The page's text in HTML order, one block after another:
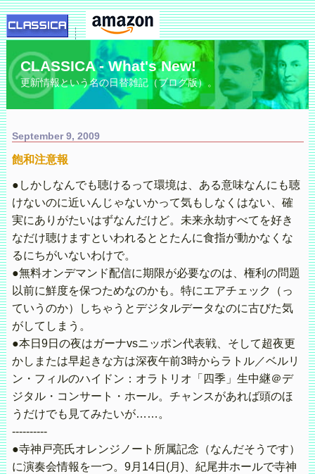
CLASSICA - What's New!
更新情報という名の日替雑記（ブログ版）。
September 9, 2009
飽和注意報
●しかしなんでも聴けるって環境は、ある意味なんにも聴
けないのに近いんじゃないかって気もしなくはない、確
実にありがたいはずなんだけど。未来永劫すべてを好き
なだけ聴けますといわれるととたんに食指が動かなくな
るにちがいないわけで。
●無料オンデマンド配信に期限が必要なのは、権利の問題
以前に鮮度を保つためなのかも。特にエアチェック（っ
ていうのか）しちゃうとデジタルデータなのに古びた気
がしてしまう。
●本日9日の夜はガーナvsニッポン代表戦、そして超夜更
かしまたは早起きな方は深夜午前3時からラトル／ベルリ
ン・フィルのハイドン：オラトリオ「四季」生中継＠デ
ジタル・コンサート・ホール。チャンスがあれば頭のほ
うだけでも見てみたいが……。
----------
●寺神戸亮氏オレンジノート所属記念（なんだそうです）
に演奏会情報を一つ。9月14日(月)、紀尾井ホールで寺神